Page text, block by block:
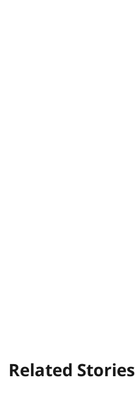
Related Stories